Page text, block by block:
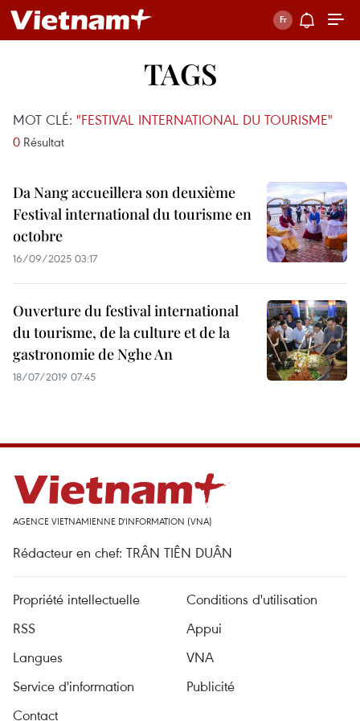
TAGS
MOT CLÉ: "FESTIVAL INTERNATIONAL DU TOURISME"
0 Résultat
Da Nang accueillera son deuxième
Festival international du tourisme en
octobre
16/09/2025 03:17
Ouverture du festival international
du tourisme, de la culture et de la
gastronomie de Nghe An
18/07/2019 07:45
AGENCE VIETNAMIENNE D'INFORMATION (VNA)
Rédacteur en chef: TRÂN TIÊN DUÂN
Propriété intellectuelle
Conditions d'utilisation
RSS
Appui
Langues
VNA
Service d'information
Publicité
Contact